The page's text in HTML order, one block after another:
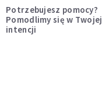
Potrzebujesz pomocy?
Pomodlimy się w Twojej
intencji